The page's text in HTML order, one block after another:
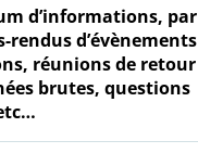
d’informations, par
d’évènements
réunions de retour
brutes, questions